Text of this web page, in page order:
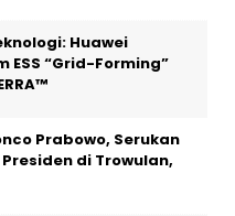
Huawei
ESS “Grid-Forming”
Prabowo, Serukan
di Trowulan,